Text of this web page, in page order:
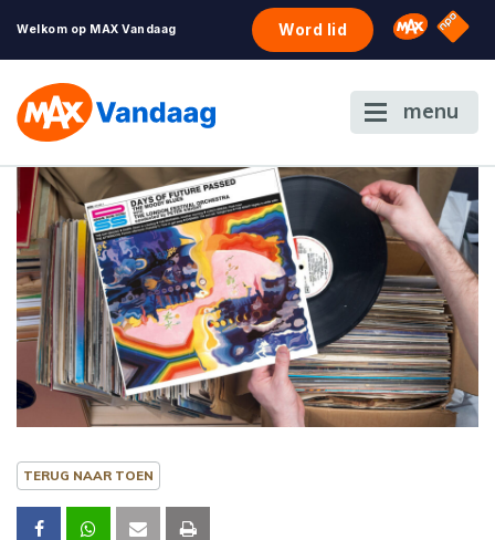
Welkom op MAX Vandaag Word lid Omroep
NPO
menu
TERUG NAAR TOEN